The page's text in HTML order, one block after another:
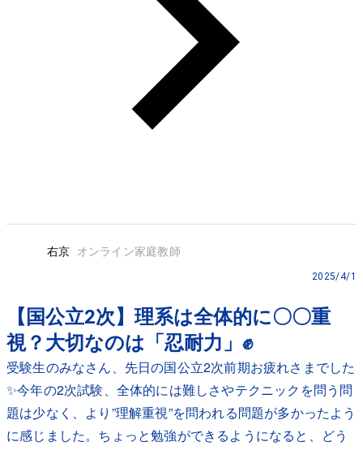
右京 オンライン家庭教師
2025/4/1
【国公立2次】理系は全体的に〇〇重
視？大切なのは「忍耐力」✊
受験生のみなさん、先日の国公立2次前期お疲れさまでした
✨今年の2次試験、全体的には難しさやテクニックを問う問
題は少なく、より”理解重視”を問われる問題が多かったよう
に感じました。ちょっと勉強ができるようになると、どう